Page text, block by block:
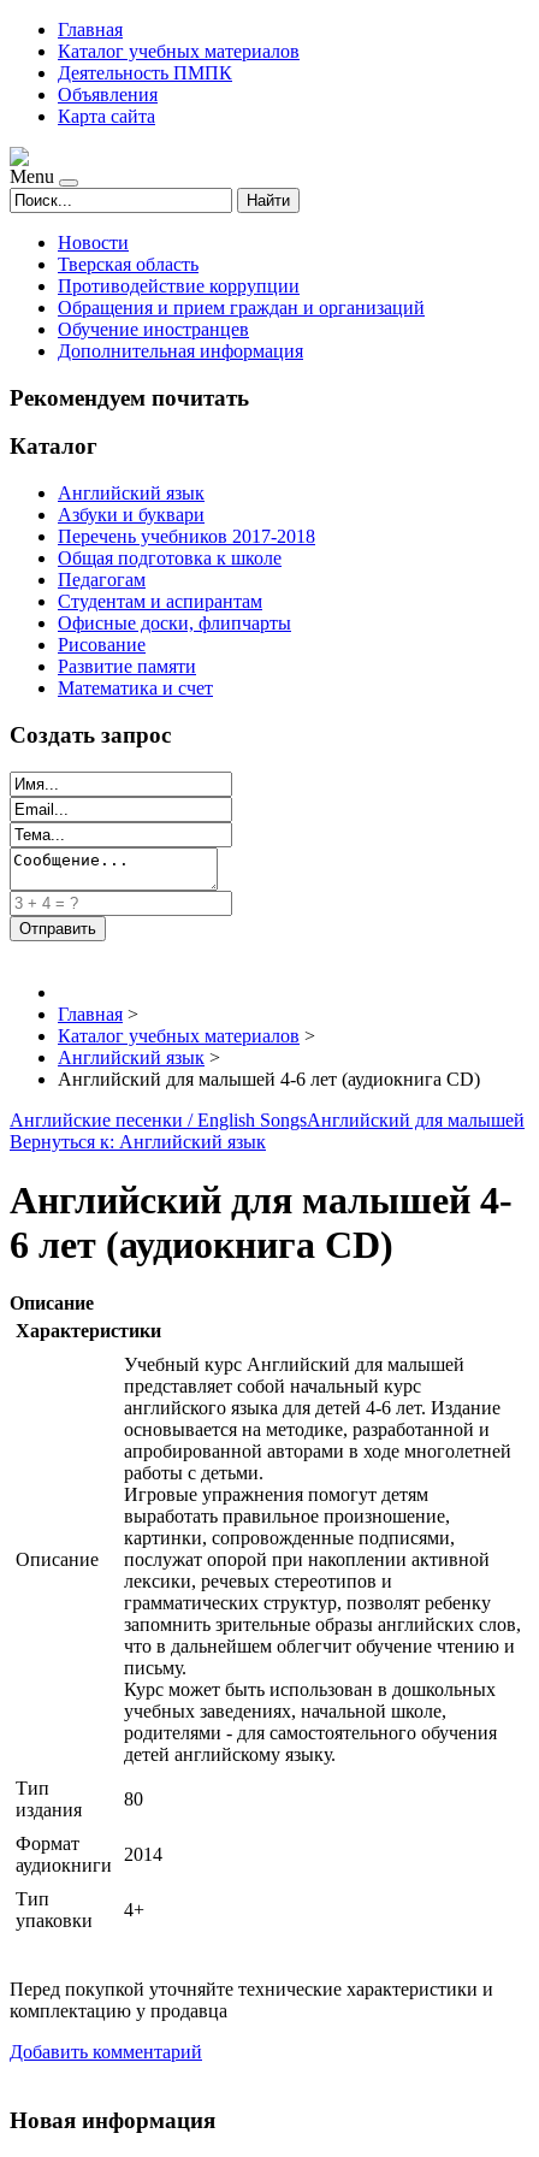
Главная
Каталог учебных материалов
Деятельность ПМПК
Объявления
Карта сайта
Menu
Найти
Новости
Тверская область
Противодействие коррупции
Обращения и прием граждан и организаций
Обучение иностранцев
Дополнительная информация
Рекомендуем почитать
Каталог
Английский язык
Азбуки и буквари
Перечень учебников 2017-2018
Общая подготовка к школе
Педагогам
Студентам и аспирантам
Офисные доски, флипчарты
Рисование
Развитие памяти
Математика и счет
Создать запрос
Главная >
Каталог учебных материалов >
Английский язык >
Английский для малышей 4-6 лет (аудиокнига CD)
Английские песенки / English SongsАнглийский для малышей
Вернуться к: Английский язык
Английский для малышей 4-
6 лет (аудиокнига CD)
Описание
Характеристики
Описание
Учебный курс Английский для малышей
представляет собой начальный курс
английского языка для детей 4-6 лет. Издание
основывается на методике, разработанной и
апробированной авторами в ходе многолетней
работы с детьми.
Игровые упражнения помогут детям
выработать правильное произношение,
картинки, сопровожденные подписями,
послужат опорой при накоплении активной
лексики, речевых стереотипов и
грамматических структур, позволят ребенку
запомнить зрительные образы английских слов,
что в дальнейшем облегчит обучение чтению и
письму.
Курс может быть использован в дошкольных
учебных заведениях, начальной школе,
родителями - для самостоятельного обучения
детей английскому языку.
Тип
издания
80
Формат
аудиокниги
2014
Тип
упаковки
4+
Перед покупкой уточняйте технические характеристики и
комплектацию у продавца
Добавить комментарий
Новая информация